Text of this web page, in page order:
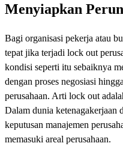
Menyiapkan
Bagi organisasi pekerja atau
tepat jika terjadi lock out
kondisi seperti itu sebaiknya
dengan proses negosiasi
perusahaan. Arti lock out
Dalam dunia ketenagakerjaan
keputusan manajemen
memasuki areal perusahaan.